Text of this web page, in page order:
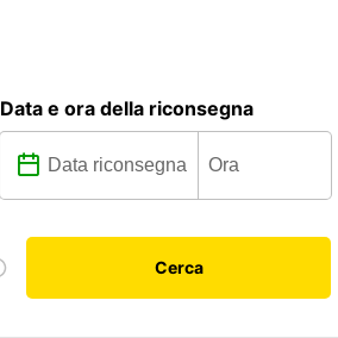
Data e ora della riconsegna
Cerca